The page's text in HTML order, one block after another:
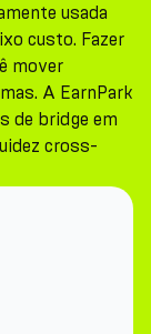
usada
custo. Fazer
mover
A EarnPark
de bridge em
cross-